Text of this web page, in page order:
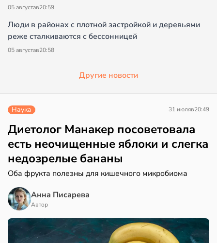
05 августав20:59
Люди в районах с плотной застройкой и деревьями
реже сталкиваются с бессонницей
05 августав20:58
Другие новости
Наука 31 июляв20:49
Диетолог Манакер посоветовала
есть неочищенные яблоки и слегка
недозрелые бананы
Оба фрукта полезны для кишечного микробиома
Анна Писарева
Автор